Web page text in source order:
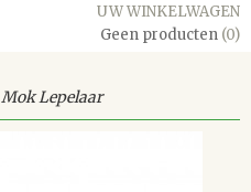
UW WINKELWAGEN
Geen producten (0)
Mok Lepelaar